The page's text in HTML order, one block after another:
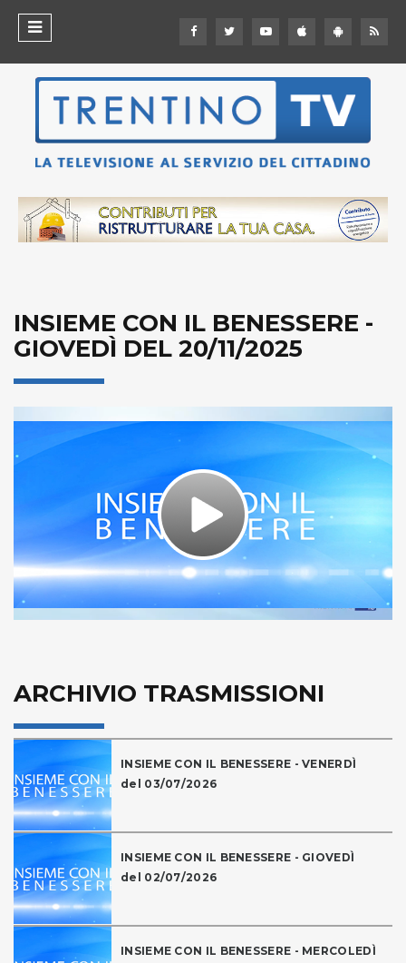
INSIEME CON IL BENESSERE -
GIOVEDÌ DEL 20/11/2025
Play
Video
ARCHIVIO TRASMISSIONI
INSIEME CON IL BENESSERE - VENERDÌ
del 03/07/2026
INSIEME CON IL BENESSERE - GIOVEDÌ
del 02/07/2026
INSIEME CON IL BENESSERE - MERCOLEDÌ